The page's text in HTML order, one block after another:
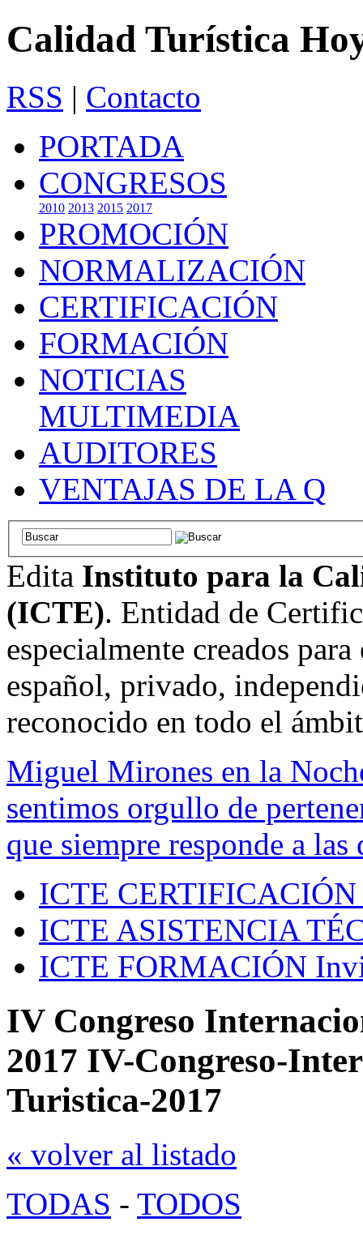
Calidad Turística
RSS | Contacto
PORTADA
CONGRESOS
2010 2013 2015 2017
PROMOCIÓN
NORMALIZACIÓN
CERTIFICACIÓN
FORMACIÓN
NOTICIAS
MULTIMEDIA
AUDITORES
VENTAJAS DE LA Q
Edita Instituto para la
(ICTE). Entidad de
especialmente creados
español, privado,
reconocido en todo el
Miguel Mirones en la
sentimos orgullo de
que siempre responde a
ICTE CERTIFICACIÓN
ICTE ASISTENCIA
ICTE FORMACIÓN
IV Congreso
2017 IV-Congreso-
Turistica-2017
« volver al listado
TODAS - TODOS